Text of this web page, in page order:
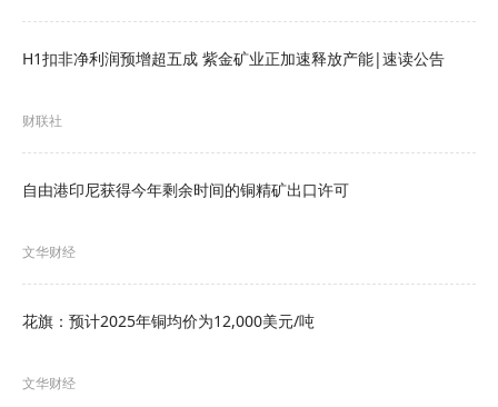
（文华综合）
H1扣非净利润预增超五成 紫金矿业正加速释放产能|速读公告
财联社
自由港印尼获得今年剩余时间的铜精矿出口许可
文华财经
花旗：预计2025年铜均价为12,000美元/吨
文华财经